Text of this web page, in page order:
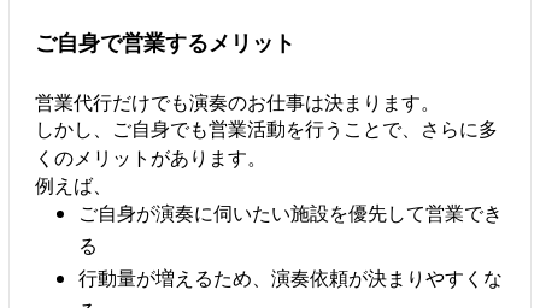
ご自身で営業するメリット
営業代行だけでも演奏のお仕事は決まります。
しかし、ご自身でも営業活動を行うことで、さらに多
くのメリットがあります。
例えば、
ご自身が演奏に伺いたい施設を優先して営業でき
る
行動量が増えるため、演奏依頼が決まりやすくな